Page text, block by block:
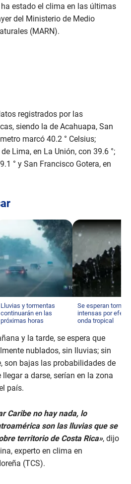
estado el clima en las últimas
del Ministerio de Medio
(MARN).
registrados por las
siendo la de Acahuapa, San
marcó 40.2 ° Celsius;
Lima, en La Unión, con 39.6 °;
° y San Francisco Gotera, en
Lluvias y tormentas
continuarán en las
próximas horas
Se esperan
intensas por
onda tropical
y la tarde, se espera que
nublados, sin lluvias; sin
son bajas las probabilidades de
a darse, serían en la zona
país.
Caribe no hay nada, lo
son las lluvias que se
territorio de Costa Rica», dijo
experto en clima en
(TCS).